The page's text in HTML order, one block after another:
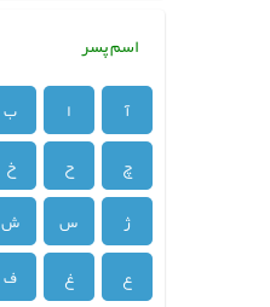
اسم پسر
آ ا ب
چ
ح خ
ژ
س ش
ع
غ ف